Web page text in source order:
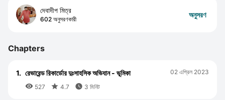
দেবাদীপ মিত্র
602 অনুসরণকারী
অনুসরণ
Chapters
1. রেভারেন্ড রিকার্ডোর দুঃসাহসিক অভিযান - ভূমিকা
 527  4.7  3 মিনিট
02 এপ্রিল 2023